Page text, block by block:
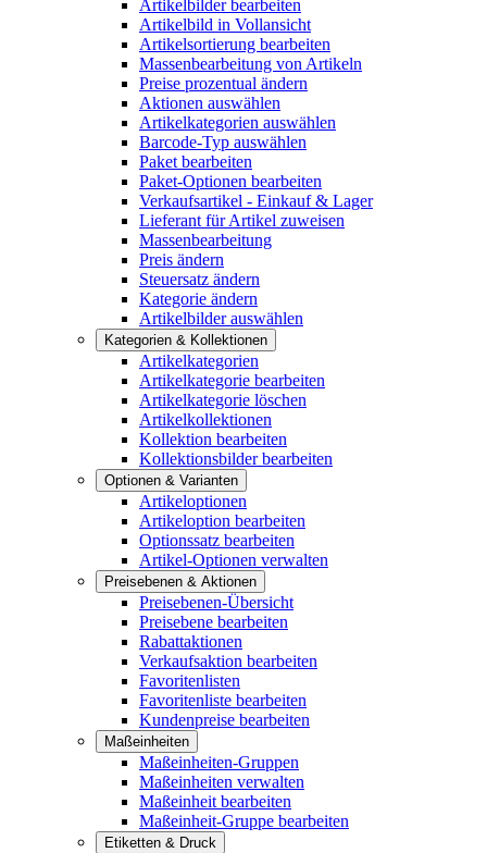
Artikelbilder bearbeiten
Artikelbild in Vollansicht
Artikelsortierung bearbeiten
Massenbearbeitung von Artikeln
Preise prozentual ändern
Aktionen auswählen
Artikelkategorien auswählen
Barcode-Typ auswählen
Paket bearbeiten
Paket-Optionen bearbeiten
Verkaufsartikel - Einkauf & Lager
Lieferant für Artikel zuweisen
Massenbearbeitung
Preis ändern
Steuersatz ändern
Kategorie ändern
Artikelbilder auswählen
Kategorien & Kollektionen
Artikelkategorien
Artikelkategorie bearbeiten
Artikelkategorie löschen
Artikelkollektionen
Kollektion bearbeiten
Kollektionsbilder bearbeiten
Optionen & Varianten
Artikeloptionen
Artikeloption bearbeiten
Optionssatz bearbeiten
Artikel-Optionen verwalten
Preisebenen & Aktionen
Preisebenen-Übersicht
Preisebene bearbeiten
Rabattaktionen
Verkaufsaktion bearbeiten
Favoritenlisten
Favoritenliste bearbeiten
Kundenpreise bearbeiten
Maßeinheiten
Maßeinheiten-Gruppen
Maßeinheiten verwalten
Maßeinheit bearbeiten
Maßeinheit-Gruppe bearbeiten
Etiketten & Druck